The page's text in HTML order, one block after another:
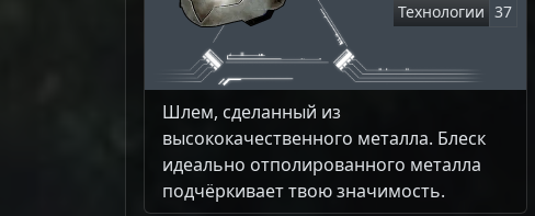
Технологии 37
Шлем, сделанный из
высококачественного металла. Блеск
идеально отполированного металла
подчёркивает твою значимость.